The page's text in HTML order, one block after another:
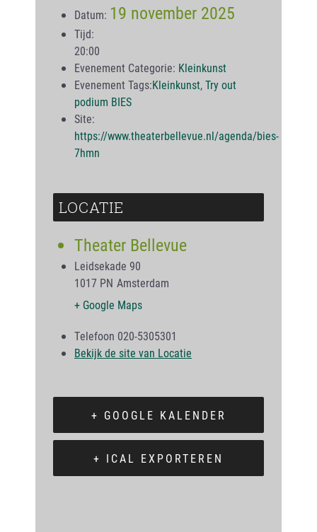
Datum: 19 november 2025
Tijd:
20:00
Evenement Categorie: Kleinkunst
Evenement Tags:Kleinkunst,Try out
podium BIES
Site:
https://www.theaterbellevue.nl/agenda/bies-
7hmn
LOCATIE
Theater Bellevue
Leidsekade 90
Amsterdam
1017 PN
+ Google Maps
Telefoon 020-5305301
Bekijk de site van Locatie
+ GOOGLE KALENDER
+ ICAL EXPORTEREN